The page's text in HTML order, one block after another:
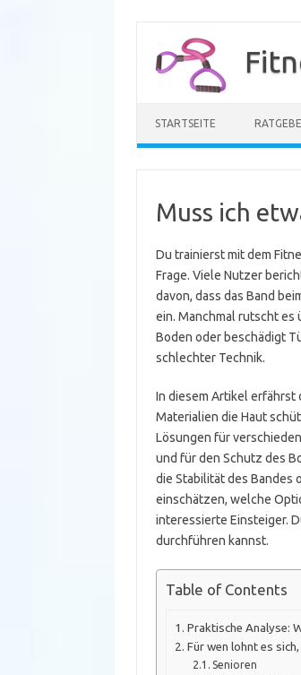
springen
STARTSEITE
Muss ich
Du trainierst mit dem
Frage. Viele Nutzer
davon, dass das Band
ein. Manchmal rutscht es
Boden oder beschädigt
schlechter Technik.
In diesem Artikel erfährst
Materialien die Haut
Lösungen für
und für den Schutz des
die Stabilität des Bandes
einschätzen, welche
interessierte Einsteiger.
durchführen kannst.
Table of Contents
Praktische Analyse:
Für wen lohnt es
Senioren